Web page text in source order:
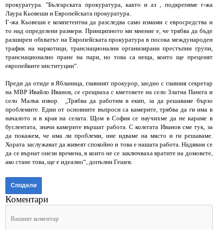
прокуратура. "Българската прокуратура, както и аз , подкрепяме г-жа
Лаура Кьовеши и Европейската прокуратура.
Г-жа Кьовеши е компетентна да разследва само измами с евросредства и
то над определени размери. Принципното ми мнение е, че трябва да бъде
разширен обхватът на Европейската прокуратура в посока международен
трафик на наркотици, транснационални организирани престъпни групи,
транснационално пране на пари, но това са неща, които ще преценят
европейките институции“.
Преди да отиде в Ябланица, главният прокурор, заедно с главния секретар
на МВР Ивайло Иванов, се срещнаха с кметовете на село Златна Панега и
село Малък извор. „Трябва да работим в екип, за да решаваме бързо
проблемите. Един от основните въпроси са камерите, трябва да ги има в
началото и в края на селата. Щом в София се научихме да не караме в
буслентата, значи камерите вършат работа. С колегата Иванов сме тук, за
да покажем, че има ли проблеми, ние идваме на място и ги решаваме.
Хората заслужават да живеят спокойно и това е нашата работа. Надявам се
да се върнат онези времена, в които не се заключваха вратите на домовете,
ако стане това, ще е идеално“, допълни Гешев.
Сподели
Коментари